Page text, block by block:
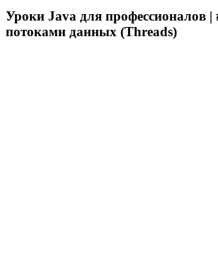
Уроки Java для профессионалов
потоками данных (Threads)